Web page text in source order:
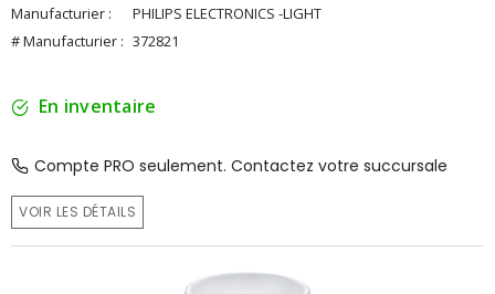
Manufacturier :
PHILIPS ELECTRONICS -LIGHT
# Manufacturier : 372821
En inventaire
Compte PRO seulement. Contactez votre succursale
VOIR LES DÉTAILS